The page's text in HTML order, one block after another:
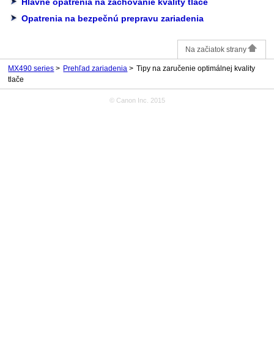
Hlavné opatrenia na zachovanie kvality tlače
Opatrenia na bezpečnú prepravu zariadenia
Na začiatok strany
MX490 series Prehľad zariadenia
Tipy na zaručenie optimálnej kvality
tlače
© Canon Inc. 2015